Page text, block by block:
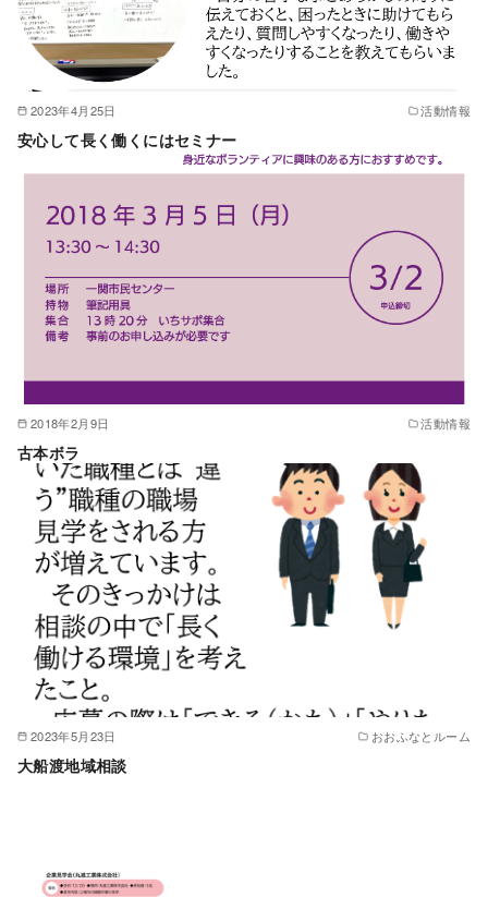
2023年4月25日 活動情報
安心して長く働くにはセミナー
2018年2月9日 活動情報
古本ボラ
2023年5月23日 おおふなとルーム
大船渡地域相談